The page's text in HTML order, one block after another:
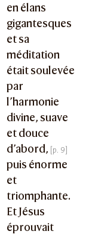
en élans
gigantesques
et sa
méditation
était soulevée
par
l’harmonie
divine, suave
et douce
d’abord,
puis énorme
et
triomphante.
Et Jésus
éprouvait